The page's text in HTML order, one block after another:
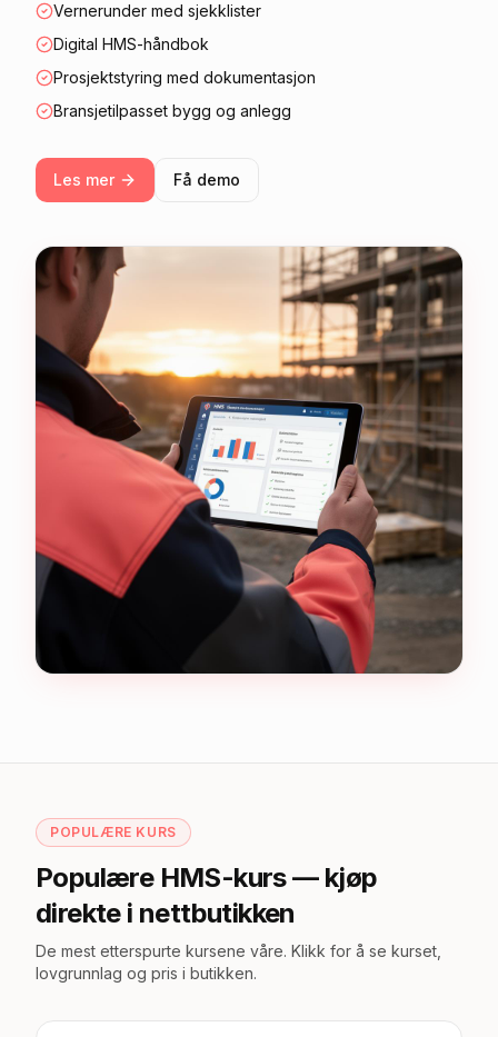
Vernerunder med sjekklister
Digital HMS-håndbok
Prosjektstyring med dokumentasjon
Bransjetilpasset bygg og anlegg
Les mer Få demo
POPULÆRE KURS
Populære HMS-kurs — kjøp
direkte i nettbutikken
De mest etterspurte kursene våre. Klikk for å se kurset,
lovgrunnlag og pris i butikken.